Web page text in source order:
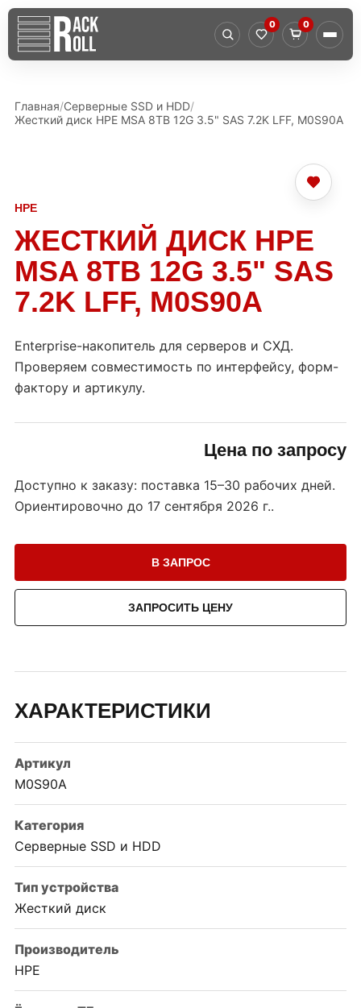
0 0
Главная Серверные SSD и HDD
Жесткий диск HPE MSA 8TB 12G 3.5" SAS 7.2K LFF, M0S90A
HPE
ЖЕСТКИЙ ДИСК HPE
MSA 8TB 12G 3.5" SAS
7.2K LFF, M0S90A
Enterprise-накопитель для серверов и СХД.
Проверяем совместимость по интерфейсу, форм-
фактору и артикулу.
Цена по запросу
Доступно к заказу: поставка 15–30 рабочих дней.
Ориентировочно до 17 сентября 2026 г..
В ЗАПРОС
ЗАПРОСИТЬ ЦЕНУ
ХАРАКТЕРИСТИКИ
Артикул
M0S90A
Категория
Серверные SSD и HDD
Тип устройства
Жесткий диск
Производитель
HPE